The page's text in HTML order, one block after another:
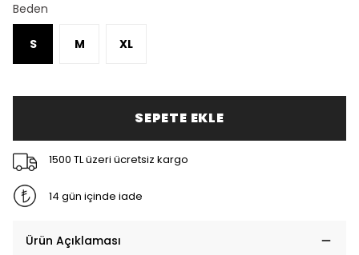
Beden
S M XL
SEPETE EKLE
1500 TL üzeri ücretsiz kargo
14 gün içinde iade
Ürün Açıklaması